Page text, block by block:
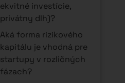
ekvitné investície,
privátny dlh)?
Aká forma rizikového
kapitálu je vhodná pre
startupy v rozličných
fázach?